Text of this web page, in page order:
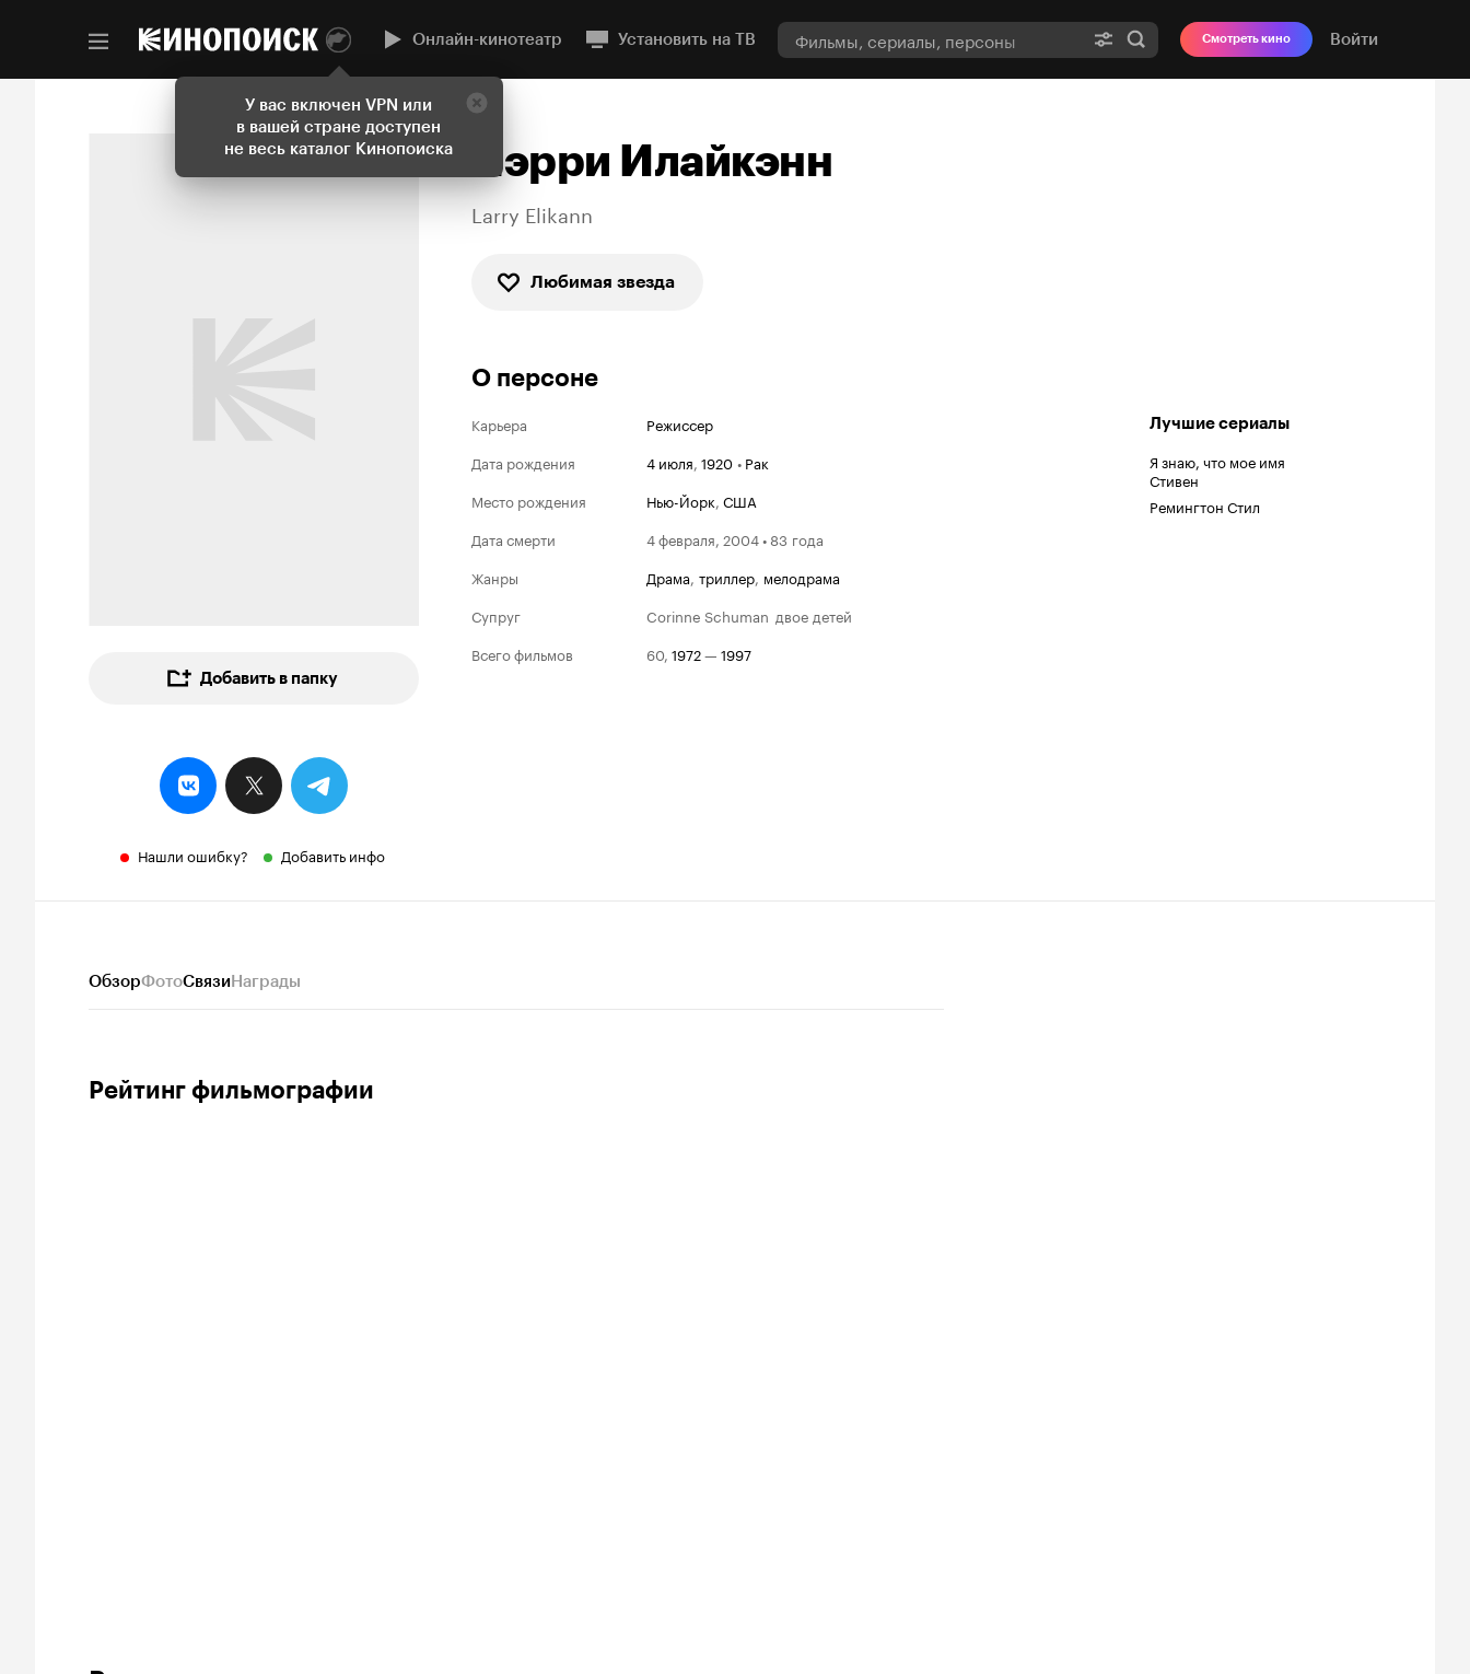
У вас включен VPN или
в вашей стране доступен
не весь каталог Кинопоиска
Онлайн-кинотеатр Установить на ТВ Смотреть кино Войти
Добавить в папку
Нашли ошибку? Добавить инфо
Лэрри Илайкэнн
Larry Elikann
Любимая звезда
О персоне
Карьера
Режиссер
Дата рождения
4 июля, 1920 • Рак
Место рождения
Нью-Йорк, США
Дата смерти
4 февраля, 2004 • 83 года
Жанры
драма, триллер, мелодрама
Супруг
Corinne Schuman двое детей
Всего фильмов
60, 1972— 1997
Лучшие сериалы
Я знаю, что мое имя
Стивен
Ремингтон Стил
ОбзорФотоСвязиНаграды
Рейтинг фильмографии